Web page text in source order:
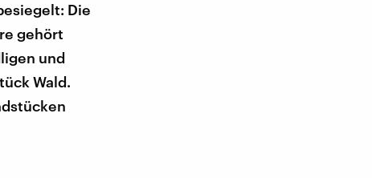
Die
gehört
und
Wald.